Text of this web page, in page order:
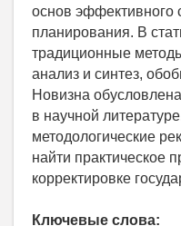
основ эффективного
планирования. В
традиционные
анализ и синтез,
Новизна
в научной
методологические
найти практическое
корректировке
Ключевые слова: